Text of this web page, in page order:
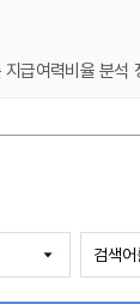
급여력비율 분석
험 활성화 방안